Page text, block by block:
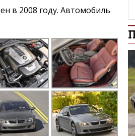
в 2008 году. Автомобиль